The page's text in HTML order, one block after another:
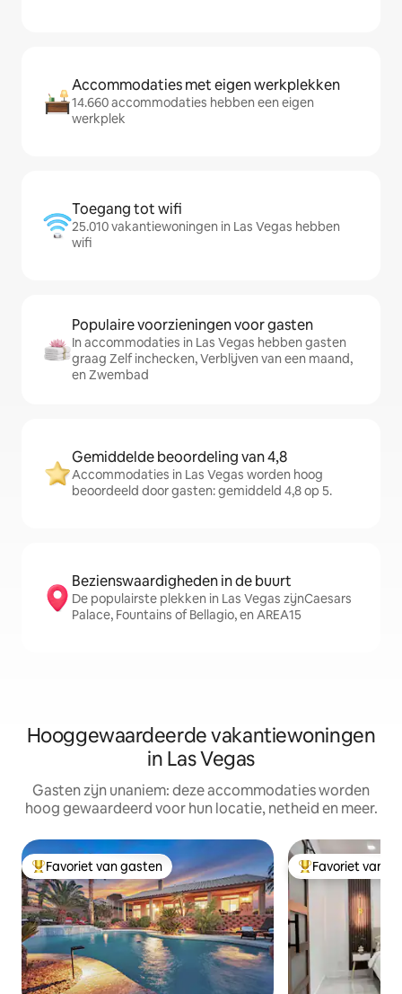
Accommodaties met eigen werkplekken
14.660 accommodaties hebben een eigen
werkplek
Toegang tot wifi
25.010 vakantiewoningen in Las Vegas hebben
wifi
Populaire voorzieningen voor gasten
In accommodaties in Las Vegas hebben gasten
graag Zelf inchecken, Verblijven van een maand,
en Zwembad
Gemiddelde beoordeling van 4,8
Accommodaties in Las Vegas worden hoog
beoordeeld door gasten: gemiddeld 4,8 op 5.
Bezienswaardigheden in de buurt
De populairste plekken in Las Vegas zijnCaesars
Palace, Fountains of Bellagio, en AREA15
Hooggewaardeerde vakantiewoningen
in Las Vegas
Gasten zijn unaniem: deze accommodaties worden
hoog gewaardeerd voor hun locatie, netheid en meer.
Topfavoriet van gasten
Favoriet van gasten Topfavoriet van
Favoriet van